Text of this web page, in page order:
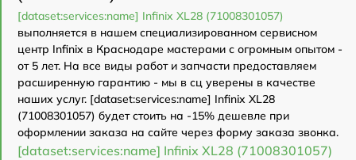
[dataset:services:name] Infinix XL28 (71008301057)
выполняется в нашем специализированном сервисном
центр Infinix в Краснодаре мастерами с огромным опытом -
от 5 лет. На все виды работ и запчасти предоставляем
расширенную гарантию - мы в сц уверены в качестве
наших услуг. [dataset:services:name] Infinix XL28
(71008301057) будет стоить на -15% дешевле при
оформлении заказа на сайте через форму заказа звонка.
[dataset:services:name] Infinix XL28 (71008301057)